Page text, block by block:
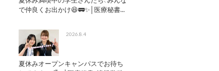
で仲良くお出かけ😆🚃✨│医療秘書...
2026.8.4
夏休みオープンキャンパスでお待ち